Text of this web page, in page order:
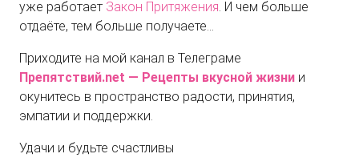
уже работает Закон Притяжения. И чем больше
отдаёте, тем больше получаете…
Приходите на мой канал в Телеграме
Препятствий.net — Рецепты вкусной жизни и
окунитесь в пространство радости, принятия,
эмпатии и поддержки.
Удачи и будьте счастливы